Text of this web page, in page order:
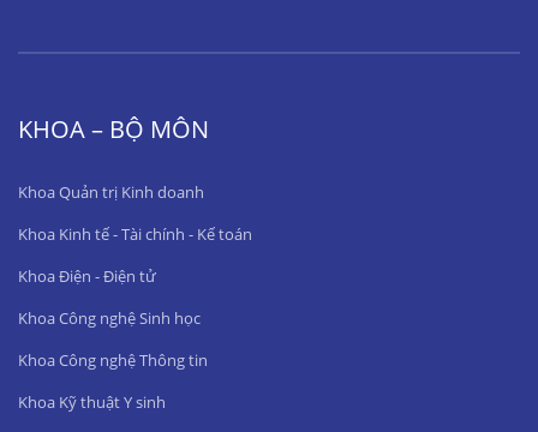
KHOA – BỘ MÔN
Khoa Quản trị Kinh doanh
Khoa Kinh tế - Tài chính - Kế toán
Khoa Điện - Điện tử
Khoa Công nghệ Sinh học
Khoa Công nghệ Thông tin
Khoa Kỹ thuật Y sinh